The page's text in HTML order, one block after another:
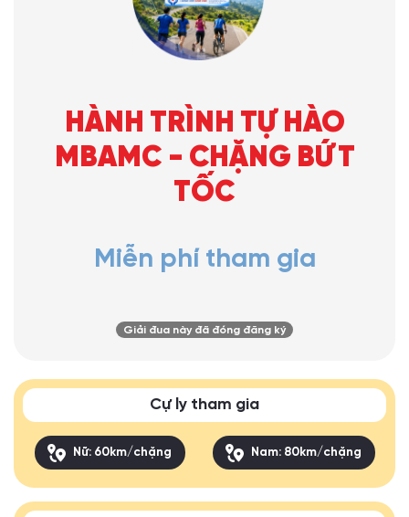
HÀNH TRÌNH TỰ HÀO
MBAMC - CHẶNG BỨT
TỐC
Miễn phí tham gia
Giải đua này đã đóng đăng ký
Cự ly tham gia
Nữ: 60km/chặng Nam: 80km/chặng